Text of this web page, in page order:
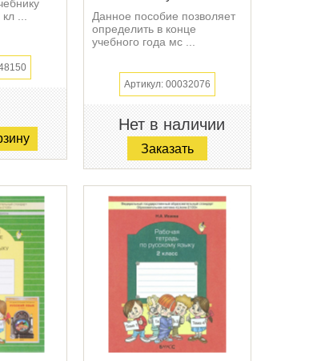
...
Данное пособие позволяет
определить в конце
учебного года мс ...
Артикул: 00032076
Нет в наличии
Заказать